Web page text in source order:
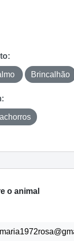
Brincalhão
o animal